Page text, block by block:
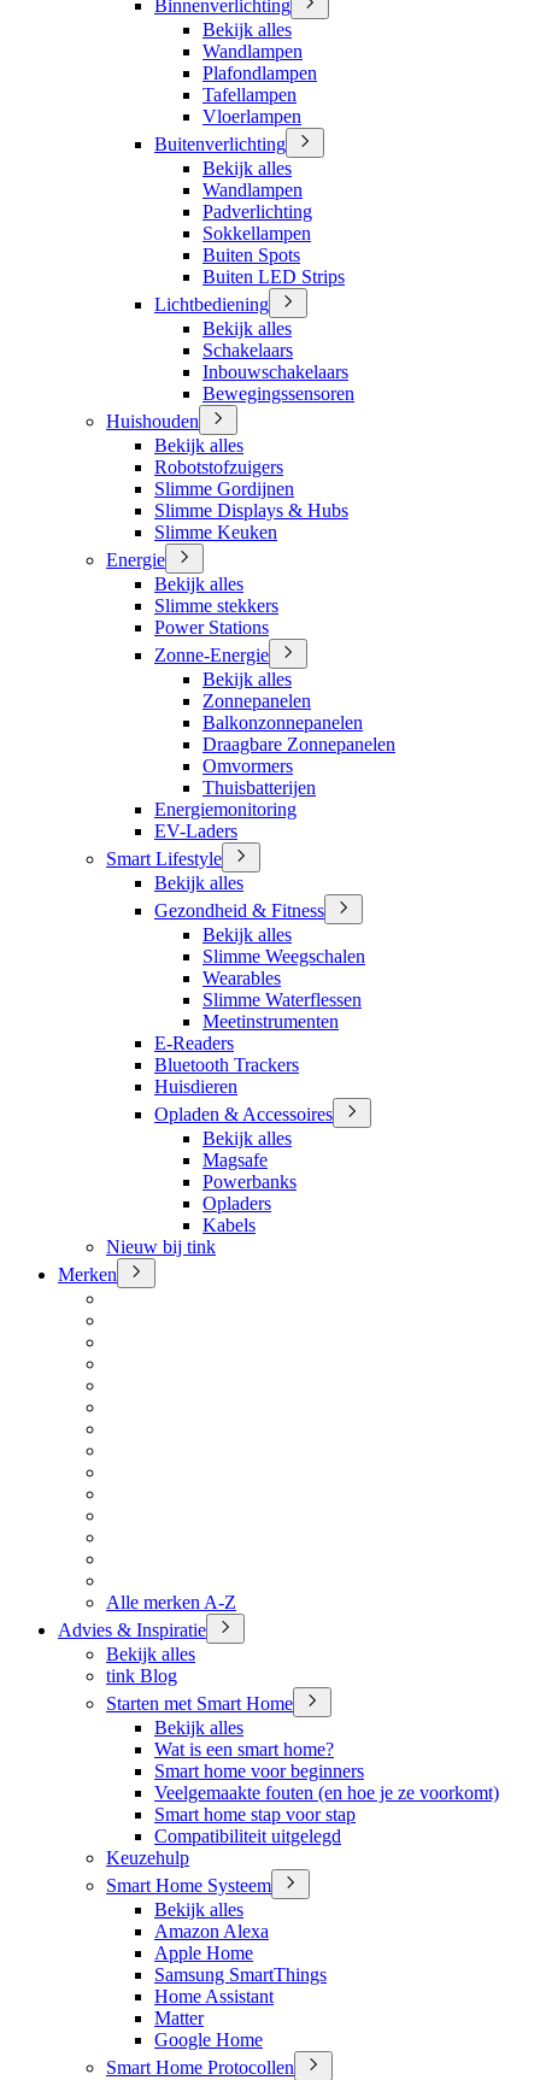
Binnenverlichting
Bekijk alles
Wandlampen
Plafondlampen
Tafellampen
Vloerlampen
Buitenverlichting
Bekijk alles
Wandlampen
Padverlichting
Sokkellampen
Buiten Spots
Buiten LED Strips
Lichtbediening
Bekijk alles
Schakelaars
Inbouwschakelaars
Bewegingssensoren
Huishouden
Bekijk alles
Robotstofzuigers
Slimme Gordijnen
Slimme Displays & Hubs
Slimme Keuken
Energie
Bekijk alles
Slimme stekkers
Power Stations
Zonne-Energie
Bekijk alles
Zonnepanelen
Balkonzonnepanelen
Draagbare Zonnepanelen
Omvormers
Thuisbatterijen
Energiemonitoring
EV-Laders
Smart Lifestyle
Bekijk alles
Gezondheid & Fitness
Bekijk alles
Slimme Weegschalen
Wearables
Slimme Waterflessen
Meetinstrumenten
E-Readers
Bluetooth Trackers
Huisdieren
Opladen & Accessoires
Bekijk alles
Magsafe
Powerbanks
Opladers
Kabels
Nieuw bij tink
Merken
Alle merken A-Z
Advies & Inspiratie
Bekijk alles
tink Blog
Starten met Smart Home
Bekijk alles
Wat is een smart home?
Smart home voor beginners
Veelgemaakte fouten (en hoe je ze voorkomt)
Smart home stap voor stap
Compatibiliteit uitgelegd
Keuzehulp
Smart Home Systeem
Bekijk alles
Amazon Alexa
Apple Home
Samsung SmartThings
Home Assistant
Matter
Google Home
Smart Home Protocollen